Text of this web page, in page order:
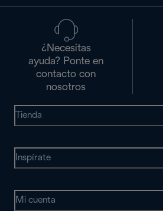
¿Necesitas
ayuda? Ponte en
contacto con
nosotros
Tienda
Inspírate
Mi cuenta